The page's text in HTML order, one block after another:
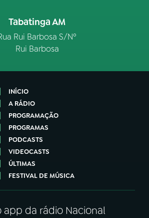
Tabatinga AM
Rui Barbosa S/Nº
Rui Barbosa
INÍCIO
A RÁDIO
PROGRAMAÇÃO
PROGRAMAS
PODCASTS
VIDEOCASTS
ÚLTIMAS
FESTIVAL DE MÚSICA
app da rádio Nacional